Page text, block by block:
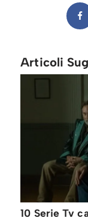
Articoli
10 Serie Tv